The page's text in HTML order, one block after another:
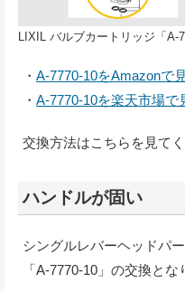
LIXIL バルブカートリッジ「A-
・ A-7770-10をAmazonで
・ A-7770-10を楽天市場で
交換方法はこちらを見て
ハンドルが固い
シングルレバーヘッドパ
「A-7770-10」の交換とな